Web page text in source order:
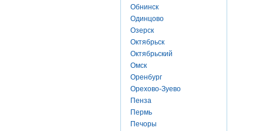
Обнинск
Одинцово
Озерск
Октябрьск
Октябрьский
Омск
Оренбург
Орехово-Зуево
Пенза
Пермь
Печоры